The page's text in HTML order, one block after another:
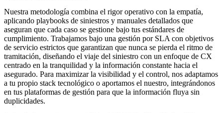
Nuestra metodología combina el rigor operativo con la empatía,
aplicando playbooks de siniestros y manuales detallados que
aseguran que cada caso se gestione bajo tus estándares de
cumplimiento. Trabajamos bajo una gestión por SLA con objetivos
de servicio estrictos que garantizan que nunca se pierda el ritmo de
tramitación, diseñando el viaje del siniestro con un enfoque de CX
centrado en la tranquilidad y la información constante hacia el
asegurado. Para maximizar la visibilidad y el control, nos adaptamos
a tu propio stack tecnológico o aportamos el nuestro, integrándonos
en tus plataformas de gestión para que la información fluya sin
duplicidades.